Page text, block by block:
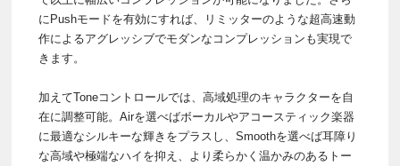
にPushモードを有効にすれば、リミッターのような超高速動
作によるアグレッシブでモダンなコンプレッションも実現で
きます。
加えてToneコントロールでは、高域処理のキャラクターを自
在に調整可能。Airを選べばボーカルやアコースティック楽器
に最適なシルキーな輝きをプラスし、Smoothを選べば耳障り
な高域や極端なハイを抑え、より柔らかく温かみのあるトー